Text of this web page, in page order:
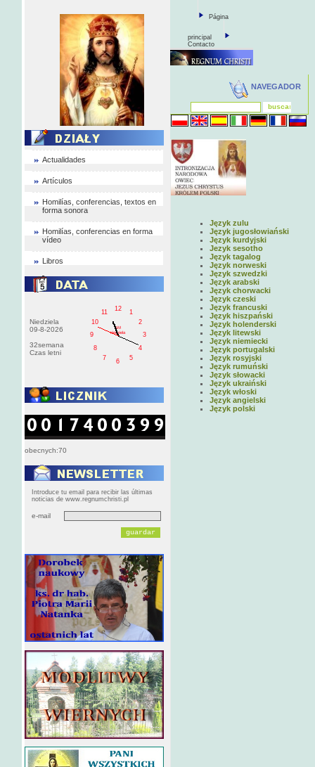
Actualidades
Artículos
Homilías, conferencias, textos en
forma sonora
Homilías, conferencias en forma
vídeo
Libros
Niedziela
09-8-2026
32semana
Czas letni
1
2
3
4
5
6
7
8
9
10
11
12
AM
niedziela
obecnych:70
Introduce tu email para recibir las últimas
noticias de www.regnumchristi.pl
e-mail
Página
principal
Contacto
NAVEGADOR
Język zulu
Język jugosłowiański
Język kurdyjski
Jezyk sesotho
Język tagalog
Język norweski
Język szwedzki
Język arabski
Język chorwacki
Język czeski
Język francuski
Język hiszpański
Język holenderski
Język litewski
Język niemiecki
Język portugalski
Język rosyjski
Język rumuński
Język słowacki
Język ukraiński
Język włoski
Język angielski
Język polski